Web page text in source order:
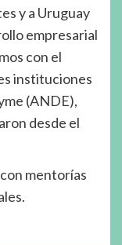
y a Uruguay
empresarial
con el
instituciones
(ANDE),
desde el
mentorías